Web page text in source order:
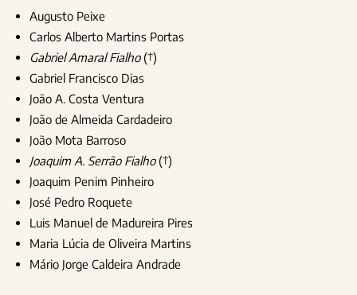
Augusto Peixe
Carlos Alberto Martins Portas
Gabriel Amaral Fialho(†)
Gabriel Francisco Dias
João A. Costa Ventura
João de Almeida Cardadeiro
João Mota Barroso
Joaquim A. Serrão Fialho(†)
Joaquim Penim Pinheiro
José Pedro Roquete
Luis Manuel de Madureira Pires
Maria Lúcia de Oliveira Martins
Mário Jorge Caldeira Andrade